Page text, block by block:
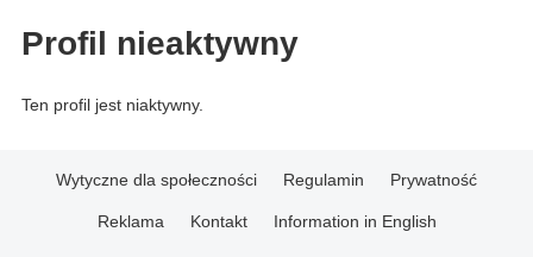
Profil nieaktywny
Ten profil jest niaktywny.
Wytyczne dla społeczności Regulamin Prywatność
Reklama Kontakt Information in English